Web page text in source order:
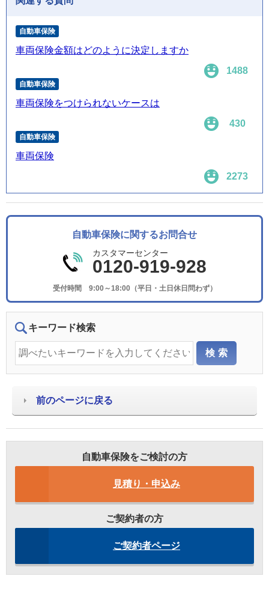
自動車保険
車両保険金額はどのように決定しますか
1488
自動車保険
車両保険をつけられないケースは
430
自動車保険
車両保険
2273
自動車保険に関するお問合せ
カスタマーセンター
0120-919-928
受付時間 9:00～18:00（平日・土日休日問わず）
キーワード検索
前のページに戻る
自動車保険をご検討の方
見積り・申込み
ご契約者の方
ご契約者ページ